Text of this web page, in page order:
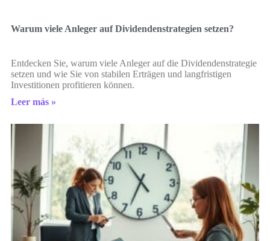
Warum viele Anleger auf Dividendenstrategien setzen?
Entdecken Sie, warum viele Anleger auf die Dividendenstrategie
setzen und wie Sie von stabilen Erträgen und langfristigen
Investitionen profitieren können.
Leer más »